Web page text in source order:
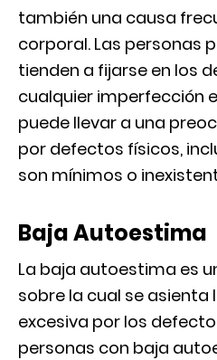
también una causa
corporal. Las personas
tienden a fijarse en los
cualquier imperfección
puede llevar a una
por defectos físicos,
son mínimos o
Baja Autoestima
La baja autoestima es
sobre la cual se asienta
excesiva por los
personas con baja